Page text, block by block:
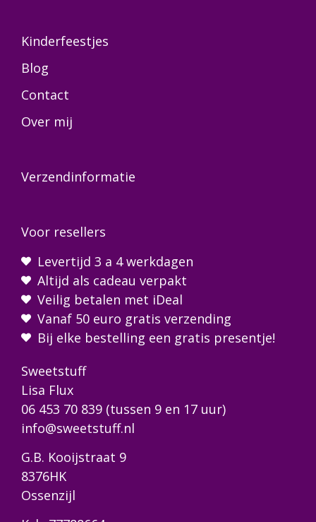
Kinderfeestjes
Blog
Contact
Over mij
Verzendinformatie
Voor resellers
Levertijd 3 a 4 werkdagen
Altijd als cadeau verpakt
Veilig betalen met iDeal
Vanaf 50 euro gratis verzending
Bij elke bestelling een gratis presentje!
Sweetstuff
Lisa Flux
06 453 70 839 (tussen 9 en 17 uur)
info@sweetstuff.nl
G.B. Kooijstraat 9
8376HK
Ossenzijl